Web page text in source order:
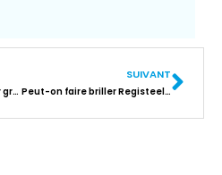
Comment redimensionner gratuitement des images par lots avec Irfanview
SUIVANT
Peut-on faire briller Registeel dans Pokemon GO ?